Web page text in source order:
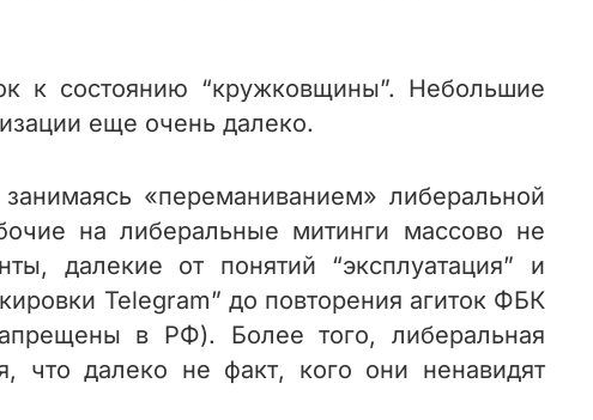
к состоянию “кружковщины”. Небольшие
еще очень далеко.
«переманиванием» либеральной
на либеральные митинги массово не
далекие от понятий “эксплуатация” и
Telegram” до повторения агиток ФБК
в РФ). Более того, либеральная
что далеко не факт, кого они ненавидят